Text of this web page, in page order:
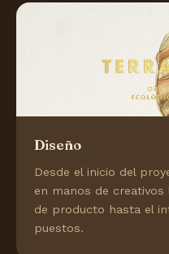
Diseño
Desde el inicio del
en manos de
de producto hasta el
puestos.